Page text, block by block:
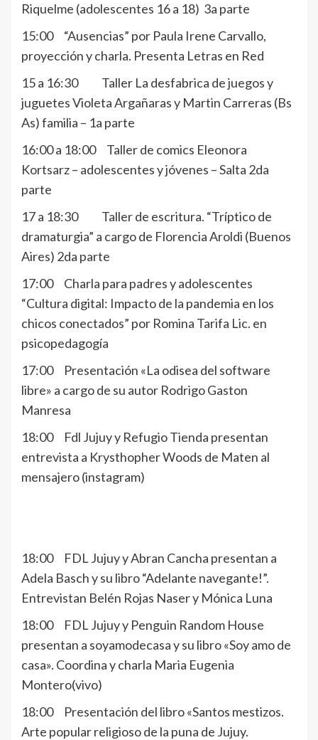
Riquelme (adolescentes 16 a 18) 3a parte
15:00 “Ausencias” por Paula Irene Carvallo,
proyección y charla. Presenta Letras en Red
15 a 16:30 Taller La desfabrica de juegos y
juguetes Violeta Argañaras y Martin Carreras (Bs
As) familia – 1a parte
16:00 a 18:00 Taller de comics Eleonora
Kortsarz – adolescentes y jóvenes – Salta 2da
parte
17 a 18:30 Taller de escritura. “Tríptico de
dramaturgia” a cargo de Florencia Aroldi (Buenos
Aires) 2da parte
17:00 Charla para padres y adolescentes
“Cultura digital: Impacto de la pandemia en los
chicos conectados” por Romina Tarifa Lic. en
psicopedagogía
17:00 Presentación «La odisea del software
libre» a cargo de su autor Rodrigo Gaston
Manresa
18:00 Fdl Jujuy y Refugio Tienda presentan
entrevista a Krysthopher Woods de Maten al
mensajero (instagram)
18:00 FDL Jujuy y Abran Cancha presentan a
Adela Basch y su libro “Adelante navegante!”.
Entrevistan Belén Rojas Naser y Mónica Luna
18:00 FDL Jujuy y Penguin Random House
presentan a soyamodecasa y su libro «Soy amo de
casa». Coordina y charla Maria Eugenia
Montero(vivo)
18:00 Presentación del libro «Santos mestizos.
Arte popular religioso de la puna de Jujuy.